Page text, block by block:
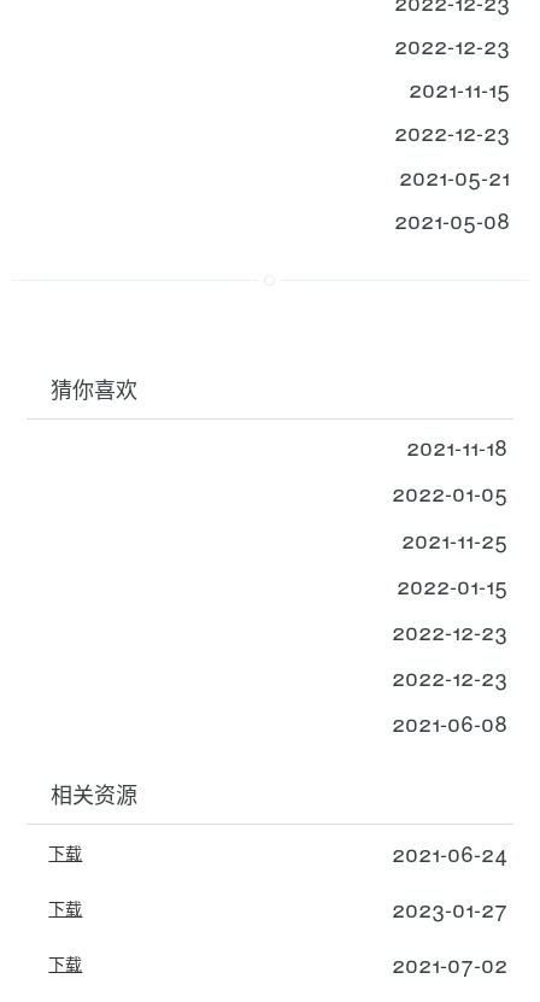
2022-12-23
2021-11-15
2022-12-23
2021-05-21
2021-05-08
猜你喜欢
2021-11-18
2022-01-05
2021-11-25
2022-01-15
2022-12-23
2022-12-23
2021-06-08
相关资源
下载 2021-06-24
下载 2023-01-27
下载 2021-07-02